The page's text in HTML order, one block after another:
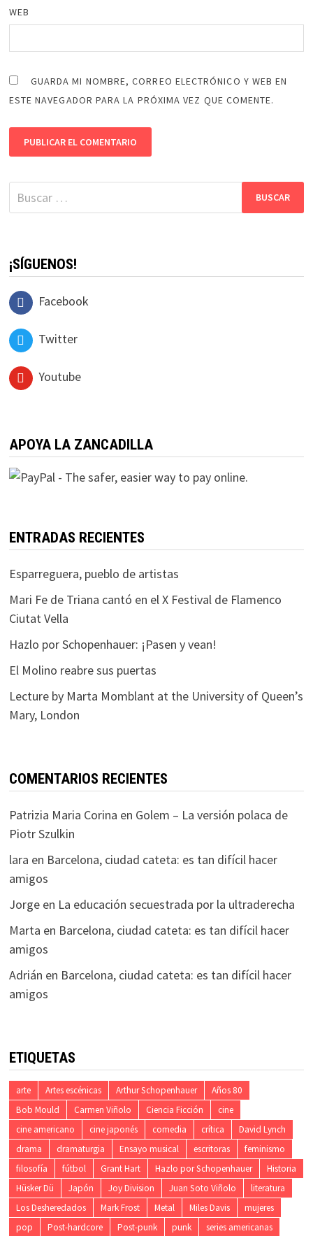
WEB
GUARDA MI NOMBRE, CORREO ELECTRÓNICO Y WEB EN
ESTE NAVEGADOR PARA LA PRÓXIMA VEZ QUE COMENTE.
Buscar:
¡SÍGUENOS!
Facebook
Twitter
Youtube
APOYA LA ZANCADILLA
ENTRADAS RECIENTES
Esparreguera, pueblo de artistas
Mari Fe de Triana cantó en el X Festival de Flamenco
Ciutat Vella
Hazlo por Schopenhauer: ¡Pasen y vean!
El Molino reabre sus puertas
Lecture by Marta Momblant at the University of Queen’s
Mary, London
COMENTARIOS RECIENTES
Patrizia Maria Corina en Golem – La versión polaca de
Piotr Szulkin
lara en Barcelona, ciudad cateta: es tan difícil hacer
amigos
Jorgeen La educación secuestrada por la ultraderecha
Marta en Barcelona, ciudad cateta: es tan difícil hacer
amigos
Adrián en Barcelona, ciudad cateta: es tan difícil hacer
amigos
ETIQUETAS
arte Artes escénicas Arthur Schopenhauer
Años 80
Bob Mould
Carmen Viñolo Ciencia Ficción
cine
cine americano
cine japonés comedia crítica
David Lynch
drama
dramaturgia Ensayo musical escritoras
feminismo
filosofía
fútbol Grant Hart Hazlo por Schopenhauer
Historia
Hüsker Dü
Japón Joy Division Juan Soto Viñolo
literatura
Los Desheredados
Mark Frost Metal Miles Davis
mujeres
pop
Post-hardcore Post-punk punk
series americanas